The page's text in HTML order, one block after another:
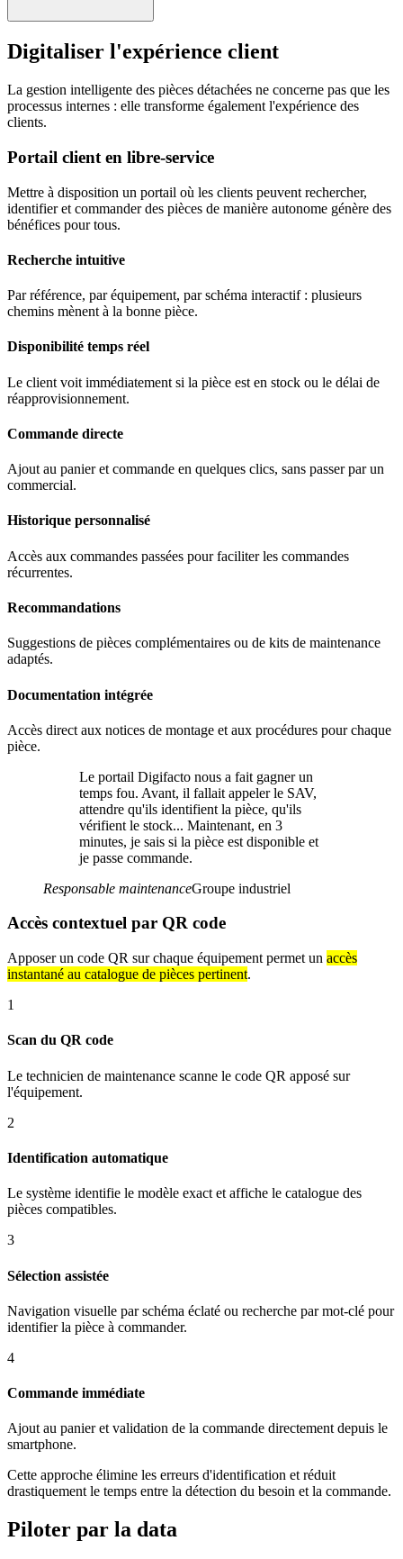
Digitaliser l'expérience client
La gestion intelligente des pièces détachées ne concerne pas que les
processus internes : elle transforme également l'expérience des
clients.
Portail client en libre-service
Mettre à disposition un portail où les clients peuvent rechercher,
identifier et commander des pièces de manière autonome génère des
bénéfices pour tous.
Recherche intuitive
Par référence, par équipement, par schéma interactif : plusieurs
chemins mènent à la bonne pièce.
Disponibilité temps réel
Le client voit immédiatement si la pièce est en stock ou le délai de
réapprovisionnement.
Commande directe
Ajout au panier et commande en quelques clics, sans passer par un
commercial.
Historique personnalisé
Accès aux commandes passées pour faciliter les commandes
récurrentes.
Recommandations
Suggestions de pièces complémentaires ou de kits de maintenance
adaptés.
Documentation intégrée
Accès direct aux notices de montage et aux procédures pour chaque
pièce.
Le portail Digifacto nous a fait gagner un
temps fou. Avant, il fallait appeler le SAV,
attendre qu'ils identifient la pièce, qu'ils
vérifient le stock... Maintenant, en 3
minutes, je sais si la pièce est disponible et
je passe commande.
Responsable maintenanceGroupe industriel
Accès contextuel par QR code
Apposer un code QR sur chaque équipement permet un accès
instantané au catalogue de pièces pertinent.
1
Scan du QR code
Le technicien de maintenance scanne le code QR apposé sur
l'équipement.
2
Identification automatique
Le système identifie le modèle exact et affiche le catalogue des
pièces compatibles.
3
Sélection assistée
Navigation visuelle par schéma éclaté ou recherche par mot-clé pour
identifier la pièce à commander.
4
Commande immédiate
Ajout au panier et validation de la commande directement depuis le
smartphone.
Cette approche élimine les erreurs d'identification et réduit
drastiquement le temps entre la détection du besoin et la commande.
Piloter par la data